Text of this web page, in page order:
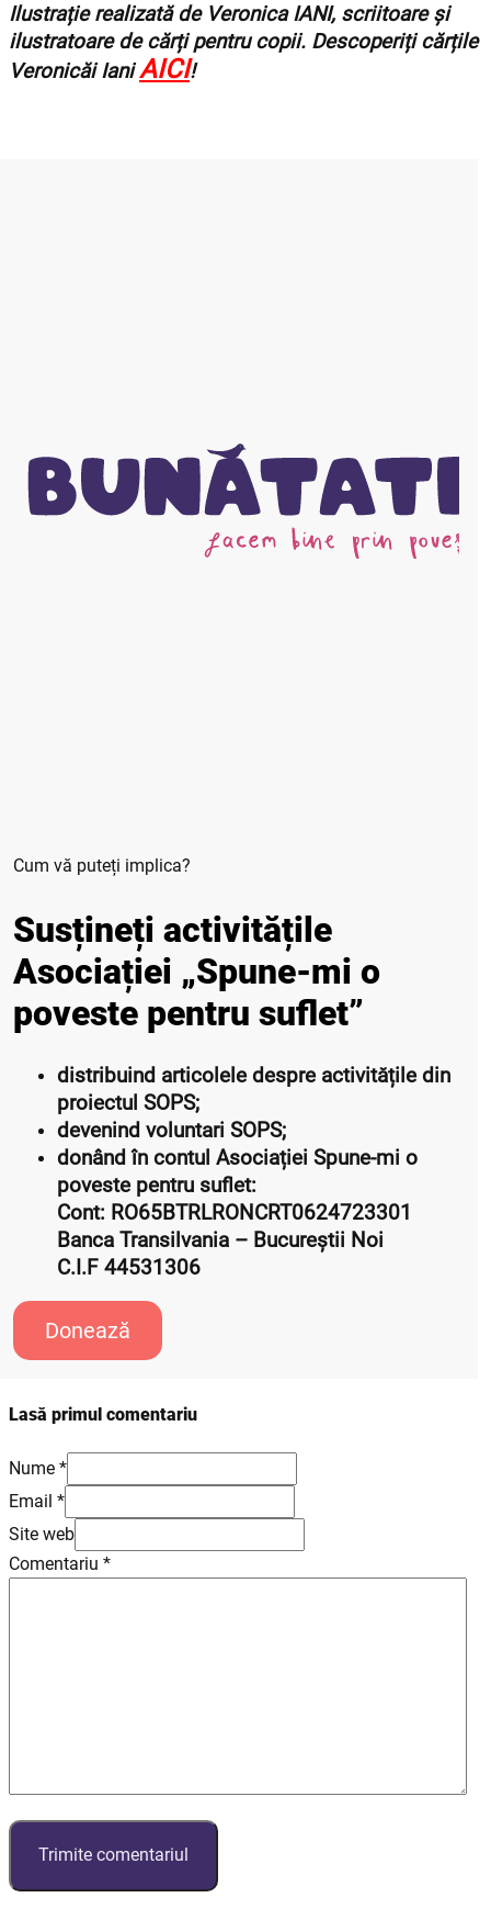
Ilustrație realizată de Veronica IANI, scriitoare și
ilustratoare de cărți pentru copii. Descoperiți cărțile
Veronicăi IaniAICI!
Cum vă puteți implica?
Susțineți activitățile
Asociației „Spune-mi o
poveste pentru suflet”
distribuind articolele despre activitățile din
proiectul SOPS;
devenind voluntari SOPS;
donând în contul Asociației Spune-mi o
poveste pentru suflet:
Cont: RO65BTRLRONCRT0624723301
Banca Transilvania – Bucureștii Noi
C.I.F 44531306
Donează
Lasă primul comentariu
Nume *
Email *
Site web
Comentariu *